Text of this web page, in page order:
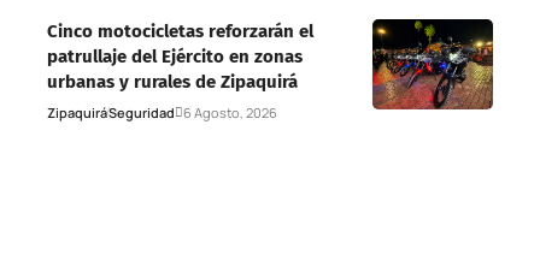
Cinco motocicletas reforzarán el
patrullaje del Ejército en zonas
urbanas y rurales de Zipaquirá
ZipaquiráSeguridad 6 Agosto, 2026